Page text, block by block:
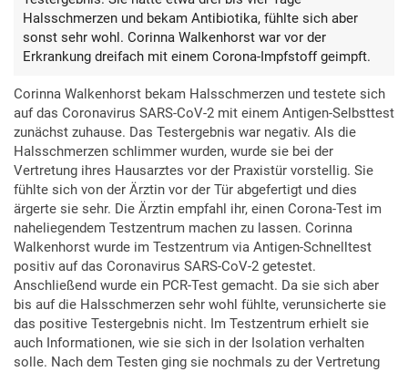
Halsschmerzen und bekam Antibiotika, fühlte sich aber
sonst sehr wohl. Corinna Walkenhorst war vor der
Erkrankung dreifach mit einem Corona-Impfstoff geimpft.
Corinna Walkenhorst bekam Halsschmerzen und testete sich
auf das Coronavirus SARS-CoV-2 mit einem Antigen-Selbsttest
zunächst zuhause. Das Testergebnis war negativ. Als die
Halsschmerzen schlimmer wurden, wurde sie bei der
Vertretung ihres Hausarztes vor der Praxistür vorstellig. Sie
fühlte sich von der Ärztin vor der Tür abgefertigt und dies
ärgerte sie sehr. Die Ärztin empfahl ihr, einen Corona-Test im
naheliegendem Testzentrum machen zu lassen. Corinna
Walkenhorst wurde im Testzentrum via Antigen-Schnelltest
positiv auf das Coronavirus SARS-CoV-2 getestet.
Anschließend wurde ein PCR-Test gemacht. Da sie sich aber
bis auf die Halsschmerzen sehr wohl fühlte, verunsicherte sie
das positive Testergebnis nicht. Im Testzentrum erhielt sie
auch Informationen, wie sie sich in der Isolation verhalten
solle. Nach dem Testen ging sie nochmals zu der Vertretung